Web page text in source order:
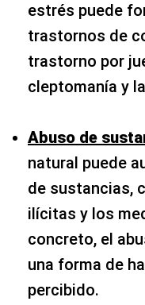
estrés puede
trastornos de
trastorno por
cleptomanía y
Abuso de
natural puede
de sustancias,
ilícitas y los
concreto, el
una forma de
percibido.